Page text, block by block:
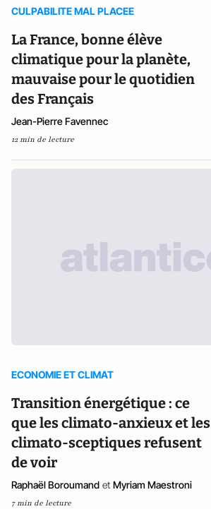
CULPABILITE MAL PLACEE
La France, bonne élève
climatique pour la planète,
mauvaise pour le quotidien
des Français
Jean-Pierre Favennec
12 min de lecture
ECONOMIE ET CLIMAT
Transition énergétique : ce
que les climato-anxieux et les
climato-sceptiques refusent
de voir
Raphaël Boroumand et Myriam Maestroni
7 min de lecture